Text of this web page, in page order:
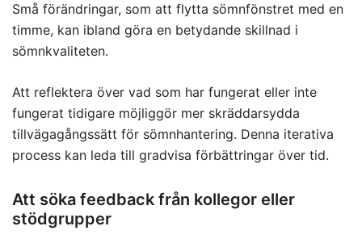
Små förändringar, som att flytta sömnfönstret med en
timme, kan ibland göra en betydande skillnad i
sömnkvaliteten.
Att reflektera över vad som har fungerat eller inte
fungerat tidigare möjliggör mer skräddarsydda
tillvägagångssätt för sömnhantering. Denna iterativa
process kan leda till gradvisa förbättringar över tid.
Att söka feedback från kollegor eller
stödgrupper